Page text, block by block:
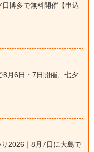
博多で無料開催【申込
8月6日・7日開催、七夕
2026｜8月7日に大島で